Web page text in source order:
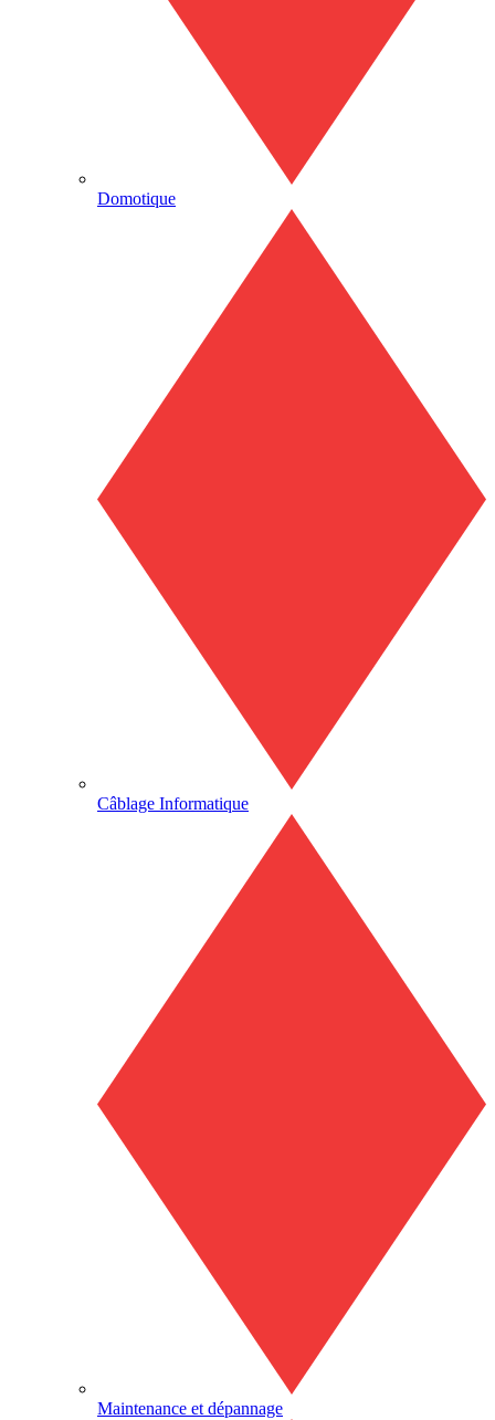
Domotique
Câblage Informatique
Maintenance et dépannage